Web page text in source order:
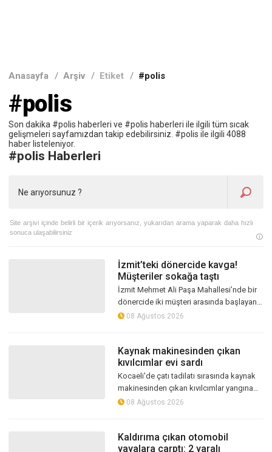
Anasayfa / Arşiv / Etiket / #polis
#polis
Son dakika #polis haberleri ve #polis haberleri ile ilgili tüm sıcak
gelişmeleri sayfamızdan takip edebilirsiniz. #polis ile ilgili 4088
haber listeleniyor.
#polis Haberleri
İzmit’teki dönercide kavga!
Müşteriler sokağa taştı
İzmit Mehmet Ali Paşa Mahallesi’nde bir
dönercide iki müşteri arasında başlayan
tartışma kısa sürede kavgaya dönüştü.
08 Ağustos 2026
Kaynak makinesinden çıkan
kıvılcımlar evi sardı
Kocaeli'de çatı tadilatı sırasında kaynak
makinesinden çıkan kıvılcımlar yangına
neden oldu. Alevlerin sardığı çatı itfaiye
08 Ağustos 2026
Kaldırıma çıkan otomobil
yayalara çarptı: 2 yaralı
Site arşivi içinde belirli bir içerik arıyorsanız, yukarıdan arama yaparak daha hızlı
sonuca ulaşabilirsiniz